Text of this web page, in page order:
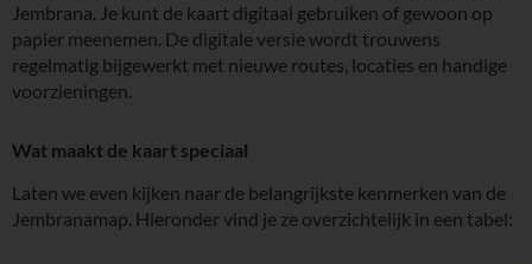
Jembrana. Je kunt de kaart digitaal gebruiken of gewoon op
papier meenemen. De digitale versie wordt trouwens
regelmatig bijgewerkt met nieuwe routes, locaties en handige
voorzieningen.
Wat maakt de kaart speciaal
Laten we even kijken naar de belangrijkste kenmerken van de
Jembranamap. Hieronder vind je ze overzichtelijk in een tabel: